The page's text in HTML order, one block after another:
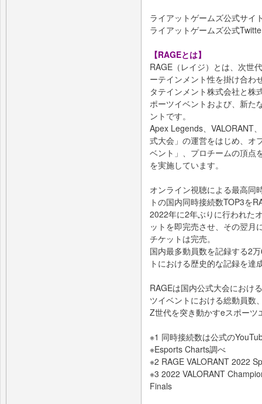
ライアットゲームズ公式サイ
ライアットゲームズ公式
【RAGEとは】
RAGE（レイジ）とは、次世
ーテインメント性を掛け合わ
タテインメント株式会社と株
ポーツイベントおよび、新た
ントです。
Apex Legends、VALORANT
式大会」の運営をはじめ、オ
ベント」、プロチームの頂点
を実施しています。
オンライン視聴による最高同
トの国内同時接続数TOP3を
2022年に2年ぶりに行われた
ットを即完売させ、その翌月
チケットは完売。
国内最多動員数を記録する2
トにおける歴史的な記録を達
RAGEは国内公式大会におけ
ツイベントにおける総動員数
Z世代を突き動かすeスポー
※1 同時接続数は公式の
※Esports Charts調べ
※2 RAGE VALORANT 2022
※3 2022 VALORANT
Finals